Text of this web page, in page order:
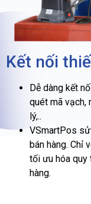
Kết nối
Dễ dàng kết
quét mã vạch,
lý,..
VSmartPos
bán hàng. Chỉ
tối ưu hóa quy
hàng.